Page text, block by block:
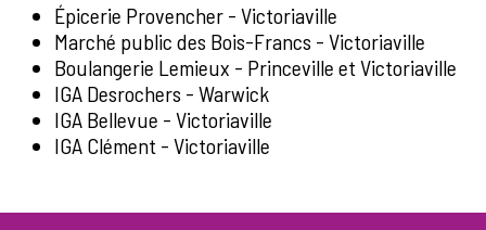
Épicerie Provencher - Victoriaville
Marché public des Bois-Francs - Victoriaville
Boulangerie Lemieux - Princeville et Victoriaville
IGA Desrochers - Warwick
IGA Bellevue - Victoriaville
IGA Clément - Victoriaville